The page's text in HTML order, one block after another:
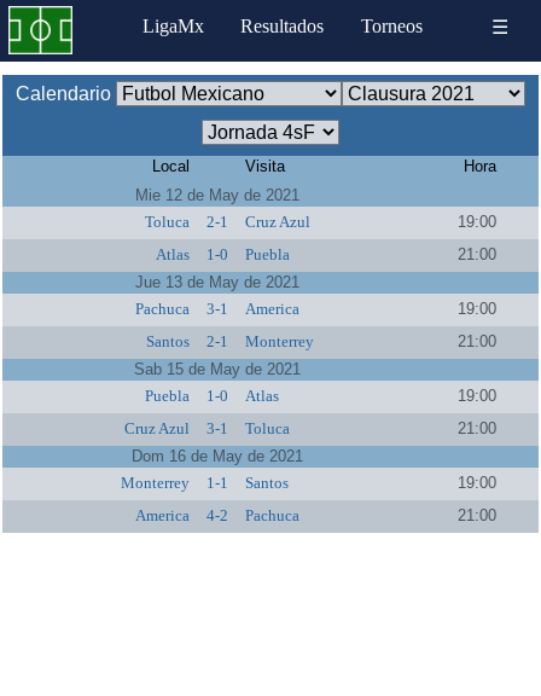
LigaMx Resultados Torneos ☰
Calendario
Local Visita
Hora
Mie 12 de May de 2021
Toluca
2-1 Cruz Azul
19:00
Atlas
1-0 Puebla
21:00
Jue 13 de May de 2021
Pachuca
3-1 America
19:00
Santos
2-1 Monterrey
21:00
Sab 15 de May de 2021
Puebla
1-0 Atlas
19:00
Cruz Azul
3-1 Toluca
21:00
Dom 16 de May de 2021
Monterrey
1-1 Santos
19:00
America
4-2 Pachuca 21:00